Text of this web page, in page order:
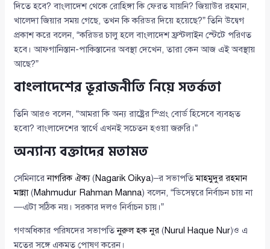
দিতে হবে? বাংলাদেশ থেকে রোহিঙ্গা কি ফেরত যায়নি? জিয়াউর রহমান,
খালেদা জিয়ার সময় গেছে, তখন কি করিডর দিয়ে হয়েছে?” তিনি উদ্বেগ
প্রকাশ করে বলেন, “করিডর চালু হলে বাংলাদেশ ফ্রন্টলাইন স্টেটে পরিণত
হবে। আফগানিস্তান-পাকিস্তানের অবস্থা দেখেন, তারা কেন আজ এই অবস্থায়
আছে?”
বাংলাদেশের ভূরাজনীতি নিয়ে সতর্কতা
তিনি আরও বলেন, “আমরা কি অন্য রাষ্ট্রের স্প্রিং বোর্ড হিসেবে ব্যবহৃত
হবো? বাংলাদেশের স্বার্থে এখনই সচেতন হওয়া জরুরি।”
অন্যান্য বক্তাদের মতামত
সেমিনারেনাগরিক ঐক্য(Nagarik Oikya)–র সভাপতিমাহমুদুর রহমান
মান্না(Mahmudur Rahman Manna) বলেন, “ডিসেম্বরে নির্বাচন চায় না
—এটা সঠিক নয়। সরকার দলও নির্বাচন চায়।”
গণঅধিকার পরিষদের সভাপতিনুরুল হক নুর (Nurul Haque Nur)ও এ
মতের সঙ্গে একমত পোষণ করেন।